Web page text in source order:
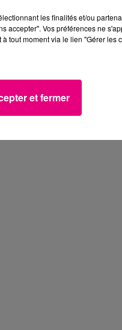
les finalités et/ou
accepter". Vos préférences ne
tout moment via le lien "Gérer les
et fermer